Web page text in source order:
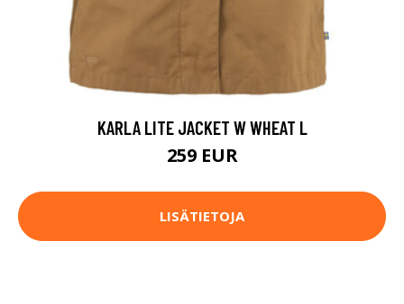
KARLA LITE JACKET W WHEAT L
259 EUR
LISÄTIETOJA